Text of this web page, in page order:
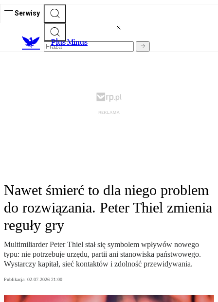
Serwisy
Plus Minus
Nawet śmierć to dla niego problem
do rozwiązania. Peter Thiel zmienia
reguły gry
Multimiliarder Peter Thiel stał się symbolem wpływów nowego
typu: nie potrzebuje urzędu, partii ani stanowiska państwowego.
Wystarczy kapitał, sieć kontaktów i zdolność przewidywania.
Publikacja: 02.07.2026 21:00